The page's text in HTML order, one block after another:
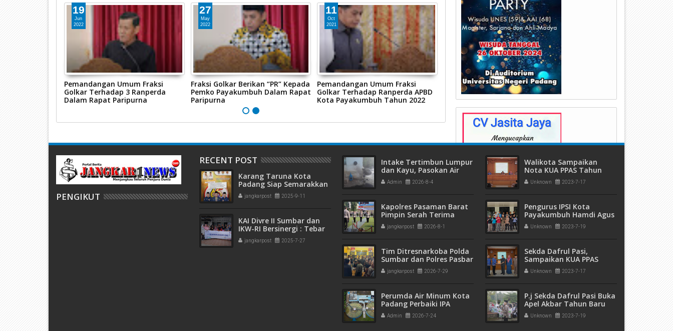
19
Jun
2022
Pemandangan Umum Fraksi
Golkar Terhadap 3 Ranperda
Dalam Rapat Paripurna
27
May
2022
Fraksi Golkar Berikan “PR” Kepada
Pemko Payakumbuh Dalam Rapat
Paripurna
11
Oct
2021
Pemandangan Umum Fraksi
Golkar Terhadap Ranperda APBD
Kota Payakumbuh Tahun 2022
2021
Pendapat Akhir Terhadap 3 Buah
Ranperda Inisiatif Fraksi Golkar
Terhadap 3 Ranperda
PENGIKUT
RECENT POST
Karang Taruna Kota
Padang Siap Semarakkan
HUT ke-65 : Dari
Lapangan Hijau hingga
jangkarpost 2025-9-11
KAI Divre II Sumbar dan
IKW-RI Bersinergi : Tebar
Kepedulian Sosial Untuk
Panti Asuhan
jangkarpost 2025-7-27
Intake Tertimbun Lumpur
dan Kayu, Pasokan Air
Bersih di Kota Padang
Terganggu
Admin 2026-8-4
Kapolres Pasaman Barat
Pimpin Serah Terima
Jabatan PJU Polres dan
Kapolsek Sungai Beremas
jangkarpost 2026-8-1
Tim Ditresnarkoba Polda
Sumbar dan Polres Pasbar
Gagalkan Peredaran
Narkotika, 30 Paket Ganja
jangkarpost 2026-7-29
Perumda Air Minum Kota
Padang Perbaiki IPA
Gunung Pangilun, 25 Ribu
Pelanggan Terdampak
Admin 2026-7-24
Walikota Sampaikan
Nota KUA PPAS Tahun
2024 Di Gedung Dewan
Unknown 2023-7-17
Pengurus IPSI Kota
Payakumbuh Hamdi Agus
Lepas 12 Atlet Silat Untuk
Pra Kualifikasi PON XXI
Unknown 2023-7-19
Sekda Dafrul Pasi,
Sampaikan KUA PPAS
Kota Payakumbuh Tahun
2024 Di Gedung DPRD
Unknown 2023-7-17
P.j Sekda Dafrul Pasi Buka
Apel Akbar Tahun Baru
Islam 1445 H Di Kawasan
Batang Agam
Unknown 2023-7-19